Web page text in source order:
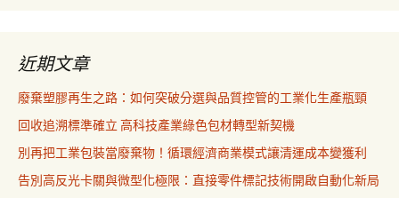
近期文章
廢棄塑膠再生之路：如何突破分選與品質控管的工業化生產瓶頸
回收追溯標準確立 高科技產業綠色包材轉型新契機
別再把工業包裝當廢棄物！循環經濟商業模式讓清運成本變獲利
告別高反光卡關與微型化極限：直接零件標記技術開啟自動化新局